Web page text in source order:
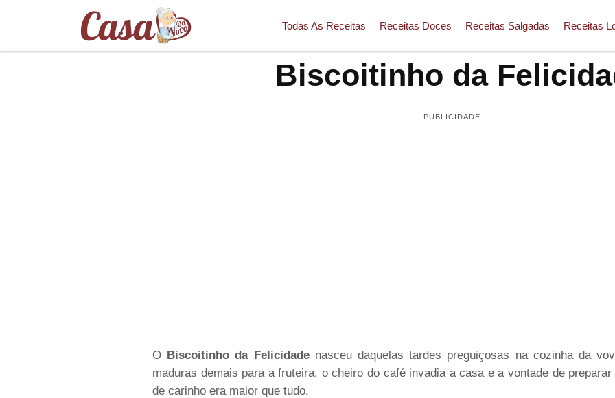
Todas As Receitas Receitas Doces Receitas Salgadas Receitas
Biscoitinho da
O Biscoitinho da Felicidadenasceu daquelas tardes preguiçosas na cozinha da
maduras demais para a fruteira, o cheiro do café invadia a casa e a vontade de
de carinho era maior que tudo.